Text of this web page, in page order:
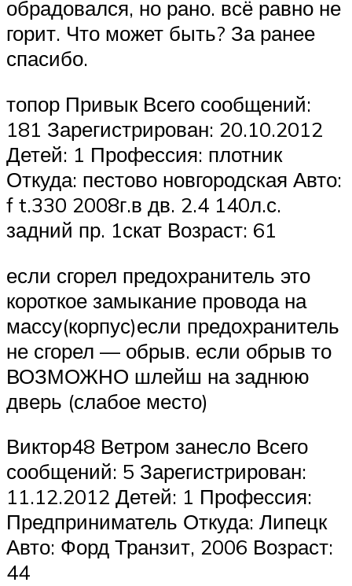
обрадовался, но рано. всё равно не
горит. Что может быть? За ранее
спасибо.
топор Привык Всего сообщений:
181 Зарегистрирован: 20.10.2012
Детей: 1 Профессия: плотник
Откуда: пестово новгородская Авто:
f t.330 2008г.в дв. 2.4 140л.с.
задний пр. 1скат Возраст: 61
если сгорел предохранитель это
короткое замыкание провода на
массу(корпус)если предохранитель
не сгорел — обрыв. если обрыв то
ВОЗМОЖНО шлейш на заднюю
дверь (слабое место)
Виктор48 Ветром занесло Всего
сообщений: 5 Зарегистрирован:
11.12.2012 Детей: 1 Профессия:
Предприниматель Откуда: Липецк
Авто: Форд Транзит, 2006 Возраст:
44